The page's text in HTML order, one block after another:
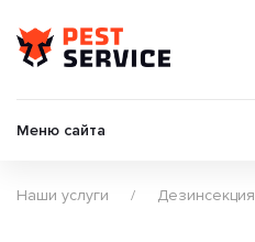
Меню сайта
Наши услуги Дезинсекция